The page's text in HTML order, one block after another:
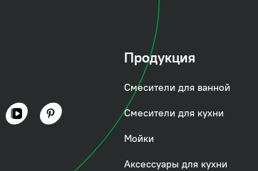
Продукция
Смесители для ванной
Смесители для кухни
Мойки
Аксессуары для кухни